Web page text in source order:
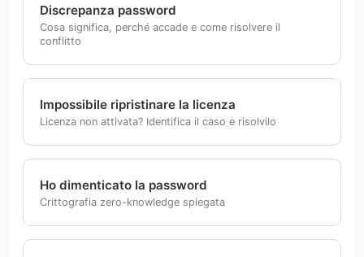
Discrepanza password
Cosa significa, perché accade e come risolvere il
conflitto
Impossibile ripristinare la licenza
Licenza non attivata? Identifica il caso e risolvilo
Ho dimenticato la password
Crittografia zero-knowledge spiegata